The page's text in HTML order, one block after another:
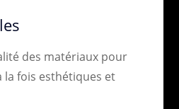
des matériaux pour
fois esthétiques et